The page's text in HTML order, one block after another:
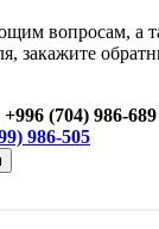
вопросам, а
закажите
+996 (704) 986-689
986-505